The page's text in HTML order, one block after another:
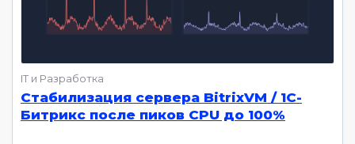
IT и Разработка
Стабилизация сервера BitrixVM / 1С-
Битрикс после пиков CPU до 100%